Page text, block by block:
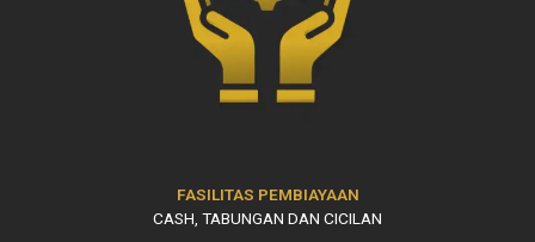
FASILITAS PEMBIAYAAN
CASH, TABUNGAN DAN CICILAN